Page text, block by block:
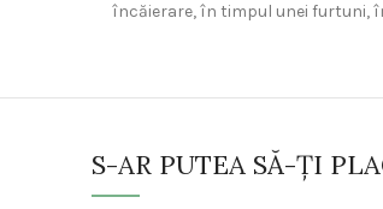
încăierare, în timpul unei furtuni,
S-AR PUTEA SĂ-ȚI